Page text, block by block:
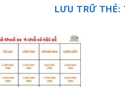
LƯU TRỮ THẺ: